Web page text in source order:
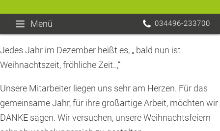
Menü 034496-233700
Jedes Jahr im Dezember heißt es, „ bald nun ist
Weihnachtszeit, fröhliche Zeit..,“
Unsere Mitarbeiter liegen uns sehr am Herzen. Für das
gemeinsame Jahr, für ihre großartige Arbeit, möchten wir
DANKE sagen. Wir versuchen, unsere Weihnachtsfeiern